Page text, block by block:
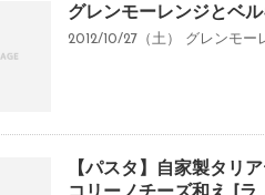
グレンモーレンジとベ
2012/10/27（土） グレンモー
【パスタ】自家製タリ